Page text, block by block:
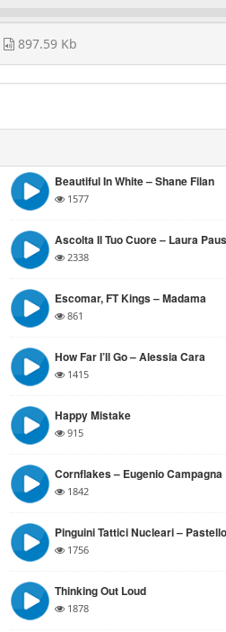
897.59 Kb
Beautiful In White – Shane Filan
1577
Ascolta Il Tuo Cuore – Laura
2338
Escomar, FT Kings – Madama
861
How Far I’ll Go – Alessia Cara
1415
Happy Mistake
915
Cornflakes – Eugenio Campagna
1842
Pinguini Tattici Nucleari –
1756
Thinking Out Loud
1878